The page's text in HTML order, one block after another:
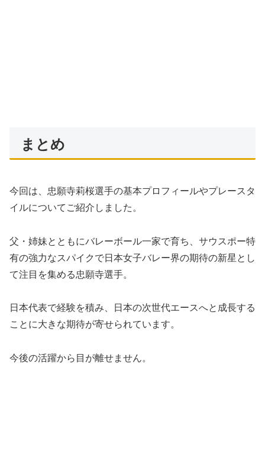
まとめ
今回は、忠願寺莉桜選手の基本プロフィールやプレースタ
イルについてご紹介しました。
父・姉妹とともにバレーボール一家で育ち、サウスポー特
有の強力なスパイクで日本女子バレー界の期待の新星とし
て注目を集める忠願寺選手。
日本代表で経験を積み、日本の次世代エースへと成長する
ことに大きな期待が寄せられています。
今後の活躍から目が離せません。